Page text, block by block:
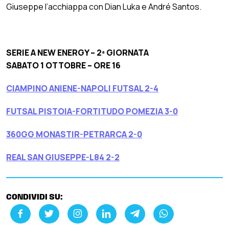
Giuseppe l’acchiappa con Dian Luka e André Santos.
SERIE A NEW ENERGY – 2ª GIORNATA
SABATO 1 OTTOBRE – ORE 16
CIAMPINO ANIENE-NAPOLI FUTSAL 2-4
FUTSAL PISTOIA-FORTITUDO POMEZIA 3-0
360GG MONASTIR-PETRARCA 2-0
REAL SAN GIUSEPPE-L84 2-2
CONDIVIDI SU: